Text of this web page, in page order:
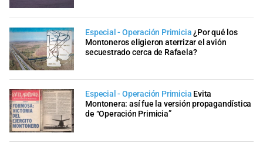
Especial - Operación Primicia¿Por qué los
Montoneros eligieron aterrizar el avión
secuestrado cerca de Rafaela?
Especial - Operación Primicia Evita
Montonera: así fue la versión propagandística
de “Operación Primicia”